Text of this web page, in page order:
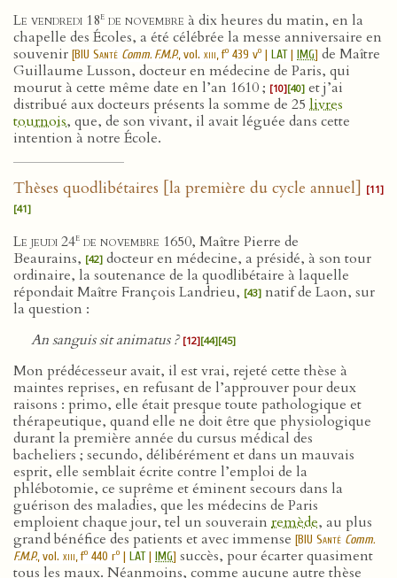
Le vendredi 18e de novembre à dix heures du matin, en la
chapelle des Écoles, a été célébrée la messe anniversaire en
souvenir [BIU Santé Comm. F.M.P., vol. xiii, fo 439 vo | LAT| IMG] de Maître
Guillaume Lusson, docteur en médecine de Paris, qui
mourut à cette même date en l’an 1610 ; [10][40] et j’ai
distribué aux docteurs présents la somme de 25 livres
tournois, que, de son vivant, il avait léguée dans cette
intention à notre École.
Thèses quodlibétaires [la première du cycle annuel] [11]
[41]
Le jeudi 24e de novembre 1650, Maître Pierre de
Beaurains, [42] docteur en médecine, a présidé, à son tour
ordinaire, la soutenance de la quodlibétaire à laquelle
répondait Maître François Landrieu, [43] natif de Laon, sur
la question :
An sanguis sit animatus ? [12][44][45]
Mon prédécesseur avait, il est vrai, rejeté cette thèse à
maintes reprises, en refusant de l’approuver pour deux
raisons : primo, elle était presque toute pathologique et
thérapeutique, quand elle ne doit être que physiologique
durant la première année du cursus médical des
bacheliers ; secundo, délibérément et dans un mauvais
esprit, elle semblait écrite contre l’emploi de la
phlébotomie, ce suprême et éminent secours dans la
guérison des maladies, que les médecins de Paris
emploient chaque jour, tel un souverain remède, au plus
grand bénéfice des patients et avec immense [BIU Santé Comm.
F.M.P., vol. xiii, fo 440 ro | LAT| IMG] succès, pour écarter quasiment
tous les maux. Néanmoins, comme aucune autre thèse